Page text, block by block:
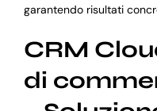
garantendo risultati
CRM
di